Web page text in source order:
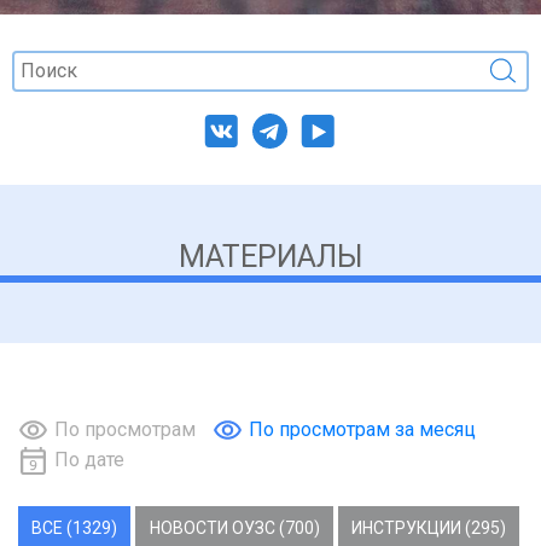
МАТЕРИАЛЫ
По просмотрам
По просмотрам за месяц
По дате
ВСЕ (1329) НОВОСТИ ОУЗС (700) ИНСТРУКЦИИ (295)